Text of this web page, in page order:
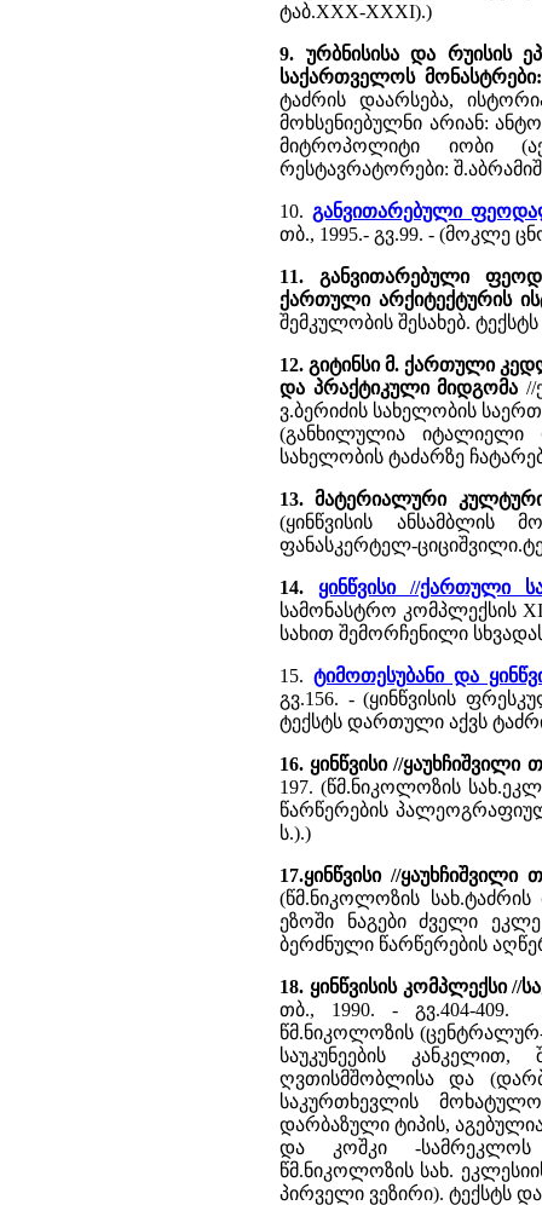
ტაბ.XXX-XXXI).)
9. ურბნისისა და რუისის
საქართველოს
ტაძრის დაარსება,
მოხსენიებულნი არიან:
მიტროპოლიტი იობი
რესტავრატორები:
10. განვითარებული
თბ., 1995.- გვ.99. - (მოკლე
11. განვითარებული
ქართული არქიტექტურის
შემკულობის შესახებ.
12. გიტინსი მ. ქართული
და პრაქტიკული მიდგომა //
ვ.ბერიძის სახელობის
(განხილულია იტალიელი
სახელობის ტაძარზე
13. მატერიალური
(ყინწვისის ანსამბლის
ფანასკერტელ-
14. ყინწვისი //ქართული
სამონასტრო კომპლექსის
სახით შემორჩენილი
15. ტიმოთესუბანი და
გვ.156. - (ყინწვისის
ტექსტს დართული აქვს
16. ყინწვისი //
197. (წმ.ნიკოლოზის
წარწერების
ს.).)
17.ყინწვისი //
(წმ.ნიკოლოზის
ეზოში ნაგები ძველი
ბერძნული წარწერების
18. ყინწვისის კომპლექსი
თბ., 1990. - გვ.404-409.
წმ.ნიკოლოზის
საუკუნეების
ღვთისმშობლისა და
საკურთხევლის
დარბაზული ტიპის,
და კოშკი -სამრეკლოს
წმ.ნიკოლოზის სახ.
პირველი ვეზირი). ტექსტს